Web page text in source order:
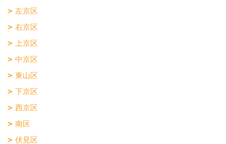
左京区
右京区
上京区
中京区
東山区
下京区
西京区
南区
伏見区